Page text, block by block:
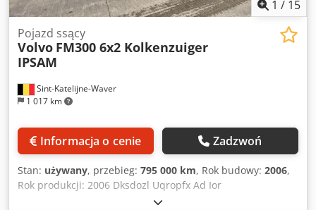
wpłaceniu kaucji. - Zastrzegamy sobie prawo do błędów w
opisie i specyfikacji oferowanych pojazdów.
1 / 15
Sint-Katelijne-Waver
1 017 km
Pojazd ssący
Volvo FM300 6x2 Kolkenzuiger
IPSAM
Informacja o cenie Zadzwoń
Stan: używany, przebieg: 795 000 km, Rok budowy: 2006,
Rok produkcji: 2006 Dksdozl Uqropfx Ad Ior